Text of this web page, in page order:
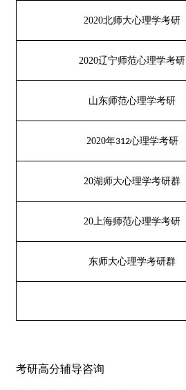
2020北师大心理学考研
2020辽宁师范心理学考研
山东师范心理学考研
2020年312心理学考研
20湖师大心理学考研群
20上海师范心理学考研
东师大心理学考研群
考研高分辅导咨询